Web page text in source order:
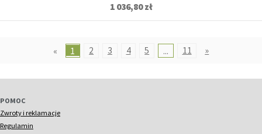
1 036,80 zł
« 1 2 3 4 5 ... 11 »
POMOC
Zwroty i reklamacje
Regulamin